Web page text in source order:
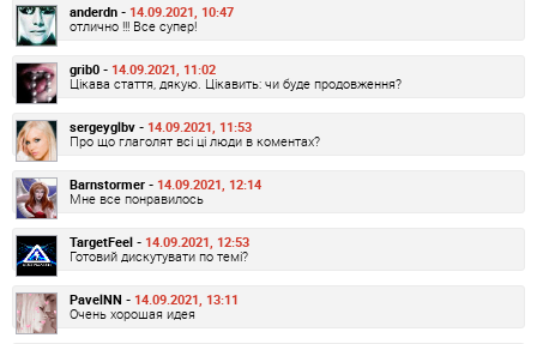
anderdn - 14.09.2021, 10:47
отлично !!! Все супер!
grib0 - 14.09.2021, 11:02
Цікава стаття, дякую. Цікавить: чи буде продовження?
sergeyglbv - 14.09.2021, 11:53
Про що глаголят всі ці люди в коментах?
Barnstormer - 14.09.2021, 12:14
Мне все понравилось
TargetFeel - 14.09.2021, 12:53
Готовий дискутувати по темі?
PavelNN - 14.09.2021, 13:11
Очень хорошая идея